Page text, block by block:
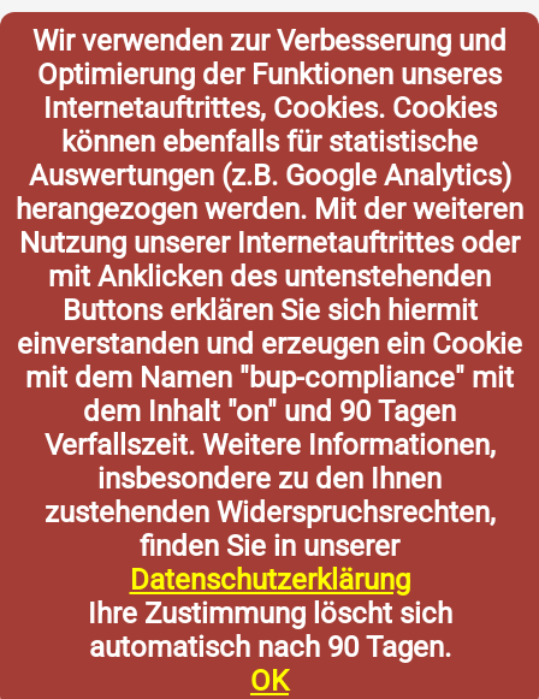
Wir verwenden zur Verbesserung und
Optimierung der Funktionen unseres
Internetauftrittes, Cookies. Cookies
können ebenfalls für statistische
Auswertungen (z.B. Google Analytics)
herangezogen werden. Mit der weiteren
Nutzung unserer Internetauftrittes oder
mit Anklicken des untenstehenden
Buttons erklären Sie sich hiermit
einverstanden und erzeugen ein Cookie
mit dem Namen "bup-compliance" mit
dem Inhalt "on" und 90 Tagen
Verfallszeit. Weitere Informationen,
insbesondere zu den Ihnen
zustehenden Widerspruchsrechten,
finden Sie in unserer
Datenschutzerklärung
Ihre Zustimmung löscht sich
automatisch nach 90 Tagen.
OK